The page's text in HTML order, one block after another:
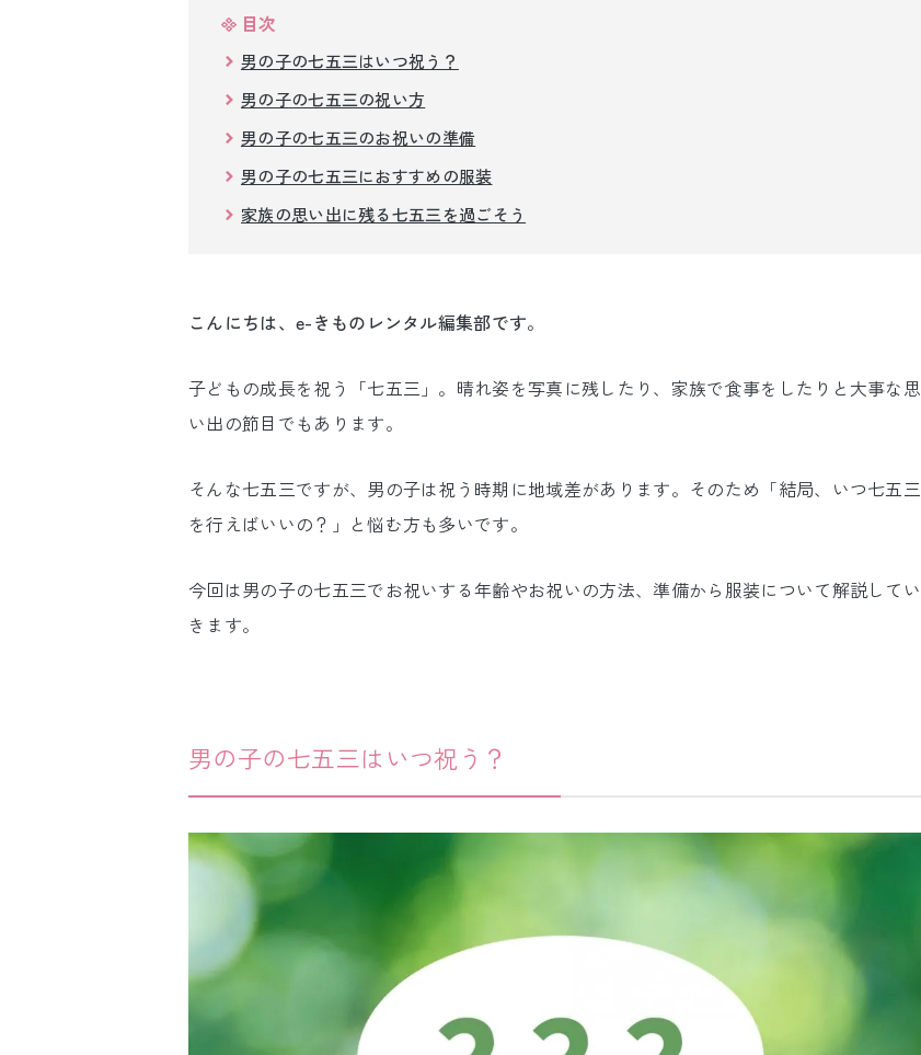
目次
男の子の七五三はいつ祝う？
男の子の七五三の祝い方
男の子の七五三のお祝いの準備
男の子の七五三におすすめの服装
家族の思い出に残る七五三を過ごそう
こんにちは、e-きものレンタル編集部です。
子どもの成長を祝う「七五三」。晴れ姿を写真に残したり、家族で食事をしたりと大事な思
い出の節目でもあります。
そんな七五三ですが、男の子は祝う時期に地域差があります。そのため「結局、いつ七五三
を行えばいいの？」と悩む方も多いです。
今回は男の子の七五三でお祝いする年齢やお祝いの方法、準備から服装について解説してい
きます。
男の子の七五三はいつ祝う？